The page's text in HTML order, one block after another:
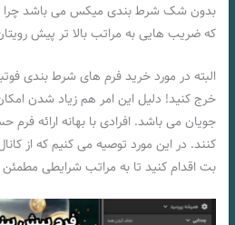
بدون شک شرط بندی میکس می باشد چرا
که ضریب هایی به مراتب بالا تر پیش
البته در مورد خرید فرم های شرط بندی
خرج کنید! دلیل این امر هم زیاد شدن
جویان می باشد. افرادی با بهانه ارائه فرم
کنند. در این مورد توصیه می کنیم که از
بت اقدام کنید تا به مراتب شرایطی مطمئن